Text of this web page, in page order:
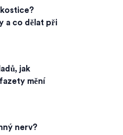
a co dělat při
jak
mění
nerv?